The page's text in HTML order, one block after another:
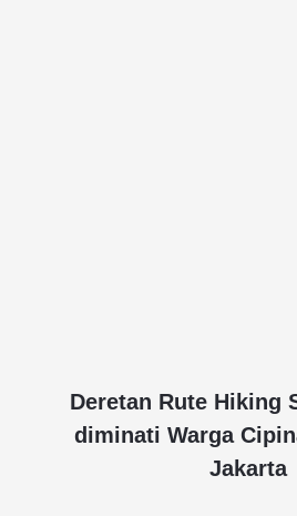
Deretan Rute Hiking
diminati Warga
Jakarta